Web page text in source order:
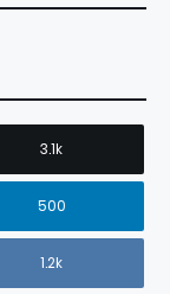
3.1k
500
1.2k